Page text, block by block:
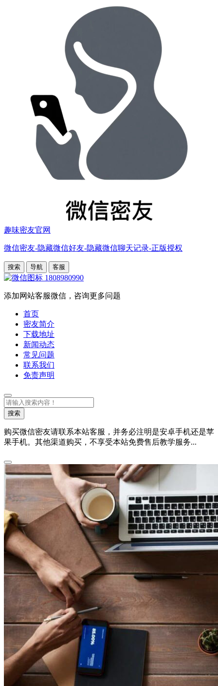
趣味密友官网
微信密友-隐藏微信好友-隐藏微信聊天记录-正版授权
搜索 导航 客服
1808980990
添加网站客服微信，咨询更多问题
首页
密友简介
下载地址
新闻动态
常见问题
联系我们
免责声明
搜
索搜索
购买微信密友请联系本站客服，并务必注明是安卓手机还是苹
果手机。其他渠道购买，不享受本站免费售后教学服务...